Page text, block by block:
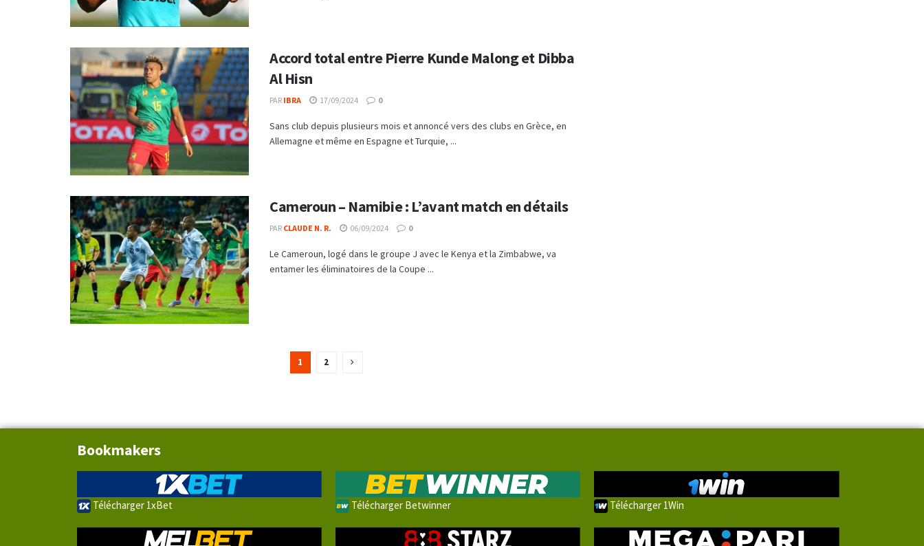
Accord total entre Pierre Kunde Malong et Dibba
Al Hisn
PAR IBRA 17/09/2024 0
Sans club depuis plusieurs mois et annoncé vers des clubs en Grèce, en
Allemagne et même en Espagne et Turquie, ...
Cameroun – Namibie : L’avant match en détails
PAR CLAUDE N. R. 06/09/2024 0
Le Cameroun, logé dans le groupe J avec le Kenya et la Zimbabwe, va
entamer les éliminatoires de la Coupe ...
1 2
Bookmakers
Télécharger 1xBet Télécharger Betwinner Télécharger 1Win